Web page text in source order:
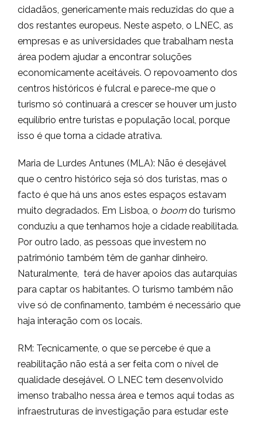
cidadãos, genericamente mais reduzidas do que a
dos restantes europeus. Neste aspeto, o LNEC, as
empresas e as universidades que trabalham nesta
área podem ajudar a encontrar soluções
economicamente aceitáveis. O repovoamento dos
centros históricos é fulcral e parece-me que o
turismo só continuará a crescer se houver um justo
equilíbrio entre turistas e população local, porque
isso é que torna a cidade atrativa.
Maria de Lurdes Antunes (MLA): Não é desejável
que o centro histórico seja só dos turistas, mas o
facto é que há uns anos estes espaços estavam
muito degradados. Em Lisboa, o boom do turismo
conduziu a que tenhamos hoje a cidade reabilitada.
Por outro lado, as pessoas que investem no
património também têm de ganhar dinheiro.
Naturalmente, terá de haver apoios das autarquias
para captar os habitantes. O turismo também não
vive só de confinamento, também é necessário que
haja interação com os locais.
RM: Tecnicamente, o que se percebe é que a
reabilitação não está a ser feita com o nível de
qualidade desejável. O LNEC tem desenvolvido
imenso trabalho nessa área e temos aqui todas as
infraestruturas de investigação para estudar este